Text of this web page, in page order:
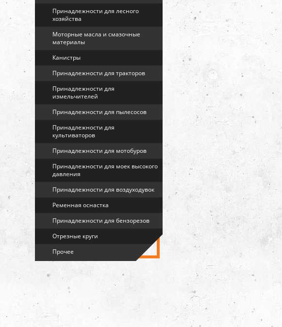
Принадлежности для лесного
хозяйства
Моторные масла и смазочные
материалы
Канистры
Принадлежности для тракторов
Принадлежности для
измельчителей
Принадлежности для пылесосов
Принадлежности для
культиваторов
Принадлежности для мотобуров
Принадлежности для моек высокого
давления
Принадлежности для воздуходувок
Ременная оснастка
Принадлежности для бензорезов
Отрезные круги
Прочее